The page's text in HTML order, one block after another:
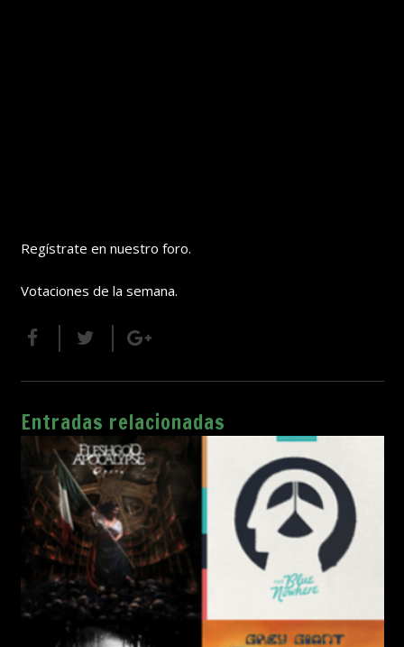
Regístrate en nuestro foro.
Votaciones de la semana.
Entradas relacionadas